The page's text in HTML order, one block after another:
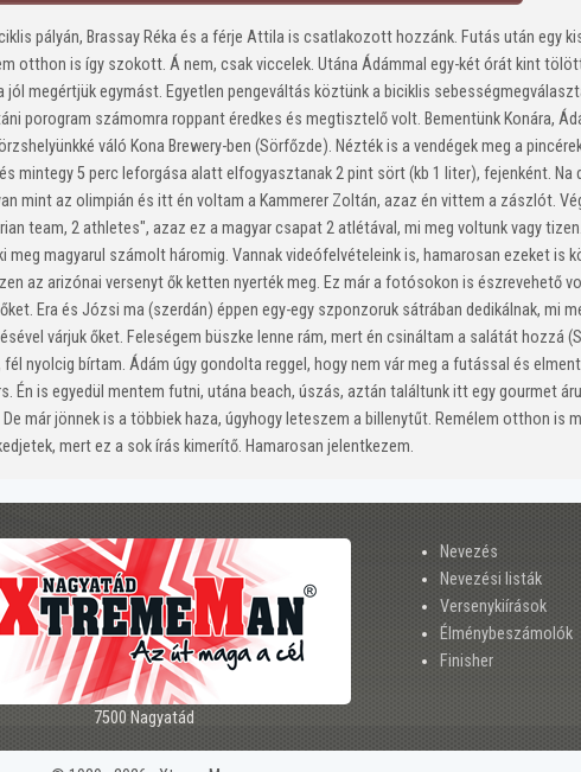
pályán, Brassay Réka és a férje Attila is csatlakozott hozzánk. Futás után egy
otthon is így szokott. Á nem, csak viccelek. Utána Ádámmal egy-két órát kint
megértjük egymást. Egyetlen pengeváltás köztünk a biciklis
porogram számomra roppant éredkes és megtisztelő volt. Bementünk Konára,
váló Kona Brewery-ben (Sörfőzde). Nézték is a vendégek meg a
mintegy 5 perc leforgása alatt elfogyasztanak 2 pint sört (kb 1 liter), fejenként. Na
mint az olimpián és itt én voltam a Kammerer Zoltán, azaz én vittem a zászlót.
team, 2 athletes", azaz ez a magyar csapat 2 atlétával, mi meg voltunk vagy
meg magyarul számolt háromig. Vannak videófelvételeink is, hamarosan ezeket is
az arizónai versenyt ők ketten nyerték meg. Ez már a fotósokon is észrevehető
Era és Józsi ma (szerdán) éppen egy-egy szponzoruk sátrában dedikálnak, mi
várjuk őket. Feleségem büszke lenne rám, mert én csináltam a salátát hozzá
nyolcig bírtam. Ádám úgy gondolta reggel, hogy nem vár meg a futással és
is egyedül mentem futni, utána beach, úszás, aztán találtunk itt egy gourmet
már jönnek is a többiek haza, úgyhogy leteszem a billenytűt. Remélem otthon is
mert ez a sok írás kimerítő. Hamarosan jelentkezem.
7500 Nagyatád
Nevezés
Nevezési listák
Versenykiírások
Élménybeszámolók
Finisher